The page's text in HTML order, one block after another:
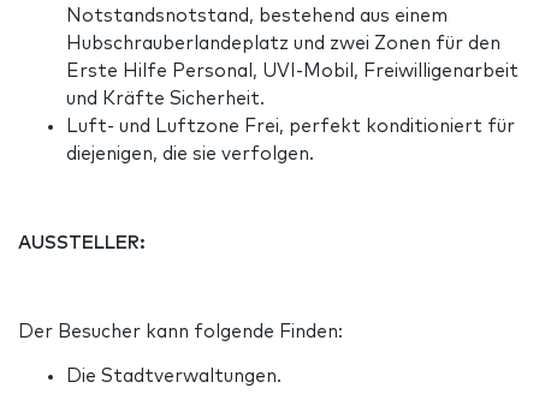
Notstandsnotstand, bestehend aus einem
Hubschrauberlandeplatz und zwei Zonen für den
Erste Hilfe Personal, UVI-Mobil, Freiwilligenarbeit
und Kräfte Sicherheit.
Luft- und Luftzone Frei, perfekt konditioniert für
diejenigen, die sie verfolgen.
AUSSTELLER:
Der Besucher kann folgende Finden:
Die Stadtverwaltungen.